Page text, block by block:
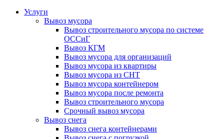
Услуги
Вывоз мусора
Вывоз строительного мусора по системе
ОССиГ
Вывоз КГМ
Вывоз мусора для организаций
Вывоз мусора из квартиры
Вывоз мусора из СНТ
Вывоз мусора контейнером
Вывоз мусора после ремонта
Вывоз строительного мусора
Срочный вывоз мусора
Вывоз снега
Вывоз снега контейнерами